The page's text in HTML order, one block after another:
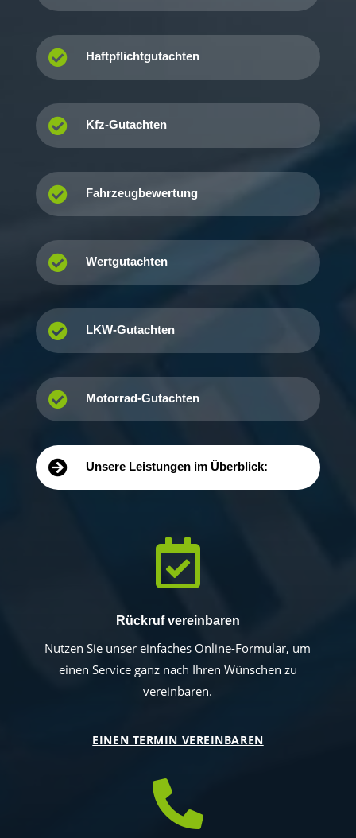
 Haftpflichtgutachten
 Kfz-Gutachten
 Fahrzeugbewertung
 Wertgutachten
 LKW-Gutachten
 Motorrad-Gutachten
 Unsere Leistungen im Überblick:

Rückruf vereinbaren
Nutzen Sie unser einfaches Online-Formular, um
einen Service ganz nach Ihren Wünschen zu
vereinbaren.
EINEN TERMIN VEREINBAREN
